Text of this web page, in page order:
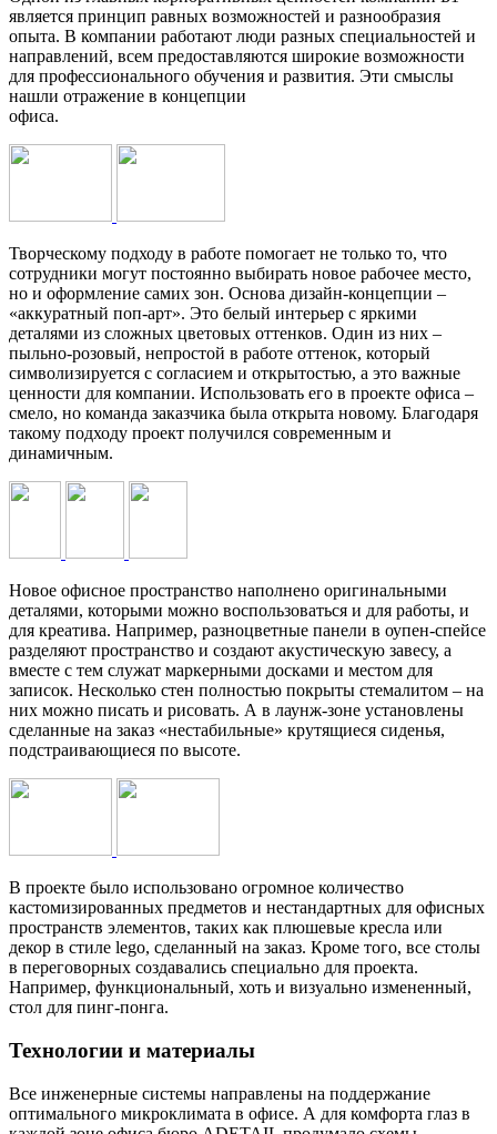
является принцип равных возможностей и разнообразия
опыта. В компании работают люди разных специальностей и
направлений, всем предоставляются широкие возможности
для профессионального обучения и развития. Эти смыслы
нашли отражение в концепции
офиса.
Творческому подходу в работе помогает не только то, что
сотрудники могут постоянно выбирать новое рабочее место,
но и оформление самих зон. Основа дизайн-концепции –
«аккуратный поп-арт». Это белый интерьер с яркими
деталями из сложных цветовых оттенков. Один из них –
пыльно-розовый, непростой в работе оттенок, который
символизируется с согласием и открытостью, а это важные
ценности для компании. Использовать его в проекте офиса –
смело, но команда заказчика была открыта новому. Благодаря
такому подходу проект получился современным и
динамичным.
Новое офисное пространство наполнено оригинальными
деталями, которыми можно воспользоваться и для работы, и
для креатива. Например, разноцветные панели в оупен-спейсе
разделяют пространство и создают акустическую завесу, а
вместе с тем служат маркерными досками и местом для
записок. Несколько стен полностью покрыты стемалитом – на
них можно писать и рисовать. А в лаунж-зоне установлены
сделанные на заказ «нестабильные» крутящиеся сиденья,
подстраивающиеся по высоте.
В проекте было использовано огромное количество
кастомизированных предметов и нестандартных для офисных
пространств элементов, таких как плюшевые кресла или
декор в стиле lego, сделанный на заказ. Кроме того, все столы
в переговорных создавались специально для проекта.
Например, функциональный, хоть и визуально измененный,
стол для пинг-понга.
Технологии и материалы
Все инженерные системы направлены на поддержание
оптимального микроклимата в офисе. А для комфорта глаз в